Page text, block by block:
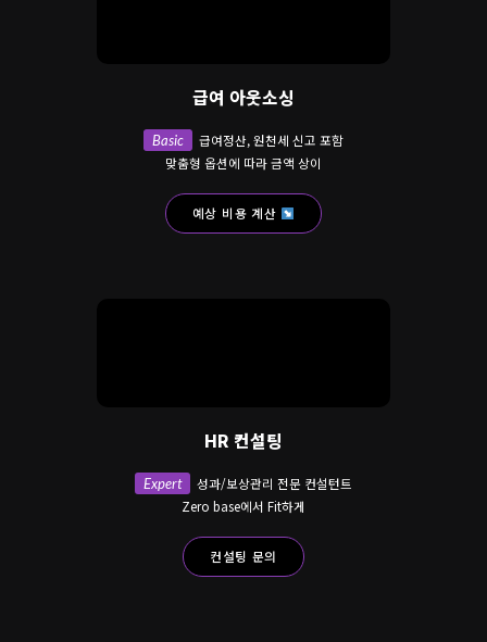
급여 아웃소싱
Basic
급여정산, 원천세 신고 포함
맞춤형 옵션에 따라 금액 상이
예상 비용 계산
HR 컨설팅
Expert
성과/보상관리 전문 컨설턴트
Zero base에서 Fit하게
컨설팅 문의